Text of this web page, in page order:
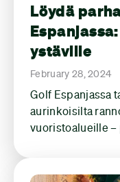
Löydä
ystäville
February 28, 2024
Golf Espanjassa
aurinkoisilta
vuoristoalueille